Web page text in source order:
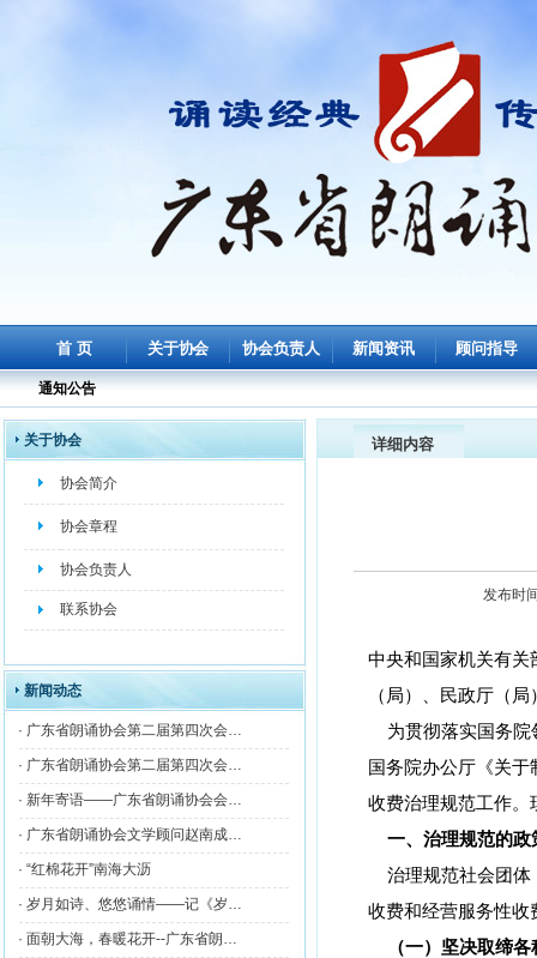
首 页 关于协会 协会负责人 新闻资讯 顾问指导
通知公告
关于协会
协会简介
协会章程
协会负责人
联系协会
新闻动态
· 广东省朗诵协会第二届第四次会…
· 广东省朗诵协会第二届第四次会…
· 新年寄语——广东省朗诵协会会…
· 广东省朗诵协会文学顾问赵南成…
·“红棉花开”南海大沥
·岁月如诗、悠悠诵情——记《岁…
·面朝大海，春暖花开--广东省朗…
详细内容
发布时
中央和国家机关有关
（局）、民政厅（局
为贯彻落实国务
国务院办公厅《关
收费治理规范工作。
一、治理规范的政
治理规范社会团体
收费和经营服务性收
（一）坚决取缔